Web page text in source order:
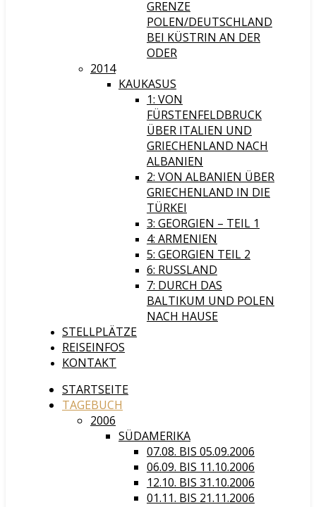
GRENZE
POLEN/DEUTSCHLAND
BEI KÜSTRIN AN DER
ODER
2014
KAUKASUS
1: VON
FÜRSTENFELDBRUCK
ÜBER ITALIEN UND
GRIECHENLAND NACH
ALBANIEN
2: VON ALBANIEN ÜBER
GRIECHENLAND IN DIE
TÜRKEI
3: GEORGIEN – TEIL 1
4: ARMENIEN
5: GEORGIEN TEIL 2
6: RUSSLAND
7: DURCH DAS
BALTIKUM UND POLEN
NACH HAUSE
STELLPLÄTZE
REISEINFOS
KONTAKT
STARTSEITE
TAGEBUCH
2006
SÜDAMERIKA
07.08. BIS 05.09.2006
06.09. BIS 11.10.2006
12.10. BIS 31.10.2006
01.11. BIS 21.11.2006